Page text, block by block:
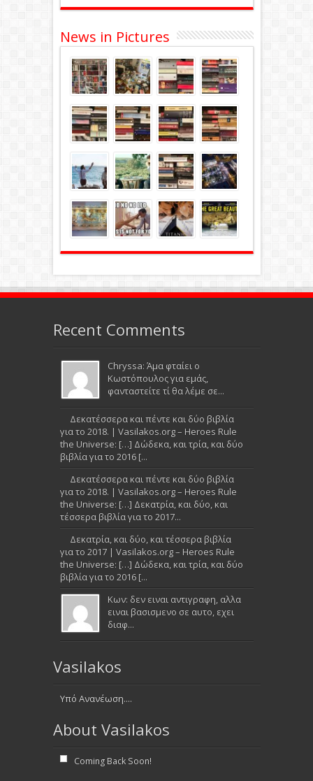
News in Pictures
Recent Comments
Chryssa: Άμα φταίει ο
Κωστόπουλος για εμάς,
φανταστείτε τί θα λέμε σε...
Δεκατέσσερα και πέντε και δύο βιβλία
για το 2018. | Vasilakos.org – Heroes Rule
the Universe: […] Δώδεκα, και τρία, και δύο
βιβλία για το 2016 [...
Δεκατέσσερα και πέντε και δύο βιβλία
για το 2018. | Vasilakos.org – Heroes Rule
the Universe: […] Δεκατρία, και δύο, και
τέσσερα βιβλία για το 2017...
Δεκατρία, και δύο, και τέσσερα βιβλία
για το 2017 | Vasilakos.org – Heroes Rule
the Universe: […] Δώδεκα, και τρία, και δύο
βιβλία για το 2016 [...
Κων: δεν ειναι αντιγραφη, αλλα
ειναι βασισμενο σε αυτο, εχει
διαφ...
Vasilakos
Υπό Ανανέωση....
About Vasilakos
Coming Back Soon!